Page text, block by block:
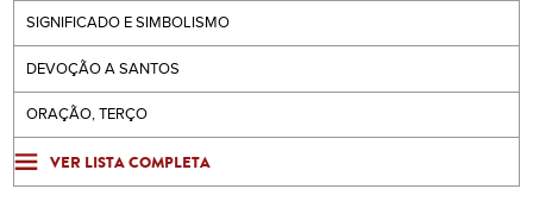
SIGNIFICADO E SIMBOLISMO
DEVOÇÃO A SANTOS
ORAÇÃO, TERÇO
VER LISTA COMPLETA